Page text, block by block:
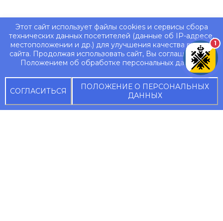
Этот сайт использует файлы cookies и сервисы сбора
технических данных посетителей (данные об IP-адресе,
местоположении и др.) для улучшения качества работы
сайта. Продолжая использовать сайт, Вы соглашаетесь с
Положением об обработке персональных данных.
СОГЛАСИТЬСЯ
ПОЛОЖЕНИЕ О ПЕРСОНАЛЬНЫХ
ДАННЫХ
1